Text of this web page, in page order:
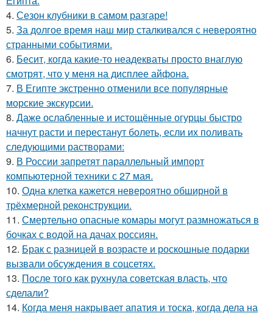
4. Сезон клубники в самом разгаре!
5. За долгое время наш мир сталкивался с невероятно
странными событиями.
6. Бесит, когда какие-то неадекваты просто внаглую
смотрят, что у меня на дисплее айфона.
7. В Египте экстренно отменили все популярные
морские экскурсии.
8. Даже ослабленные и истощённые огурцы быстро
начнут расти и перестанут болеть, если их поливать
следующими растворами:
9. В России запретят параллельный импорт
компьютерной техники с 27 мая.
10. Одна клетка кажется невероятно обширной в
трёхмерной реконструкции.
11. Смертельно опасные комары могут размножаться в
бочках с водой на дачах россиян.
12. Брак с разницей в возрасте и роскошные подарки
вызвали обсуждения в соцсетях.
13. После того как рухнула советская власть, что
сделали?
14. Когда меня накрывает апатия и тоска, когда дела на